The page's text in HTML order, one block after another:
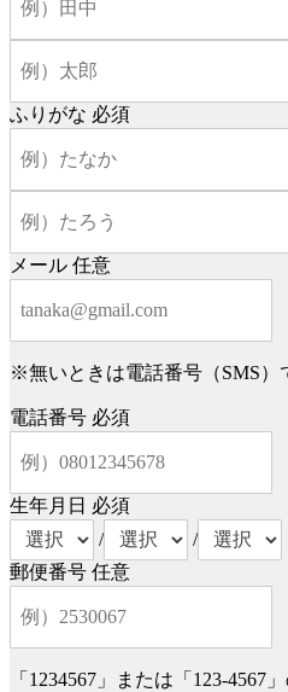
ふりがな 必須
メール 任意
※無いときは電話番号（SMS）
電話番号 必須
生年月日 必須
/
/
郵便番号 任意
「1234567」または「123-4567